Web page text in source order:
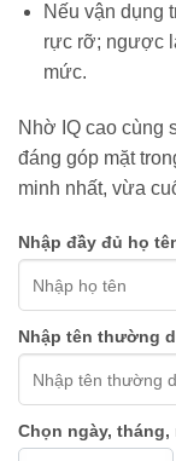
Nếu vận dụng
rực rỡ; ngược
mức.
Nhờ IQ cao cùng
đáng góp mặt
minh nhất, vừa
Nhập đầy đủ họ
Nhập tên thường
Chọn ngày,